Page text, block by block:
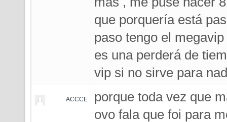
que porquería está
paso tengo el
es una perderá de
vip si no sirve para
ACCCE
porque toda vez que
ovo fala que foi para